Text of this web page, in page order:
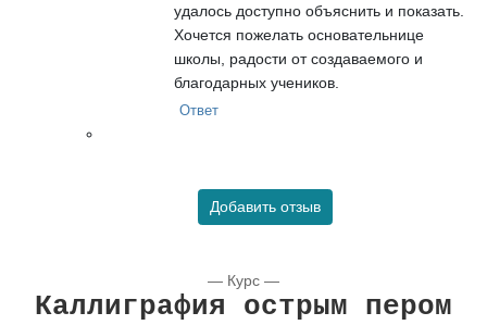
удалось доступно объяснить и показать.
Хочется пожелать основательнице
школы, радости от создаваемого и
благодарных учеников.
Ответ
Добавить отзыв
— Курс —
Каллиграфия острым пером